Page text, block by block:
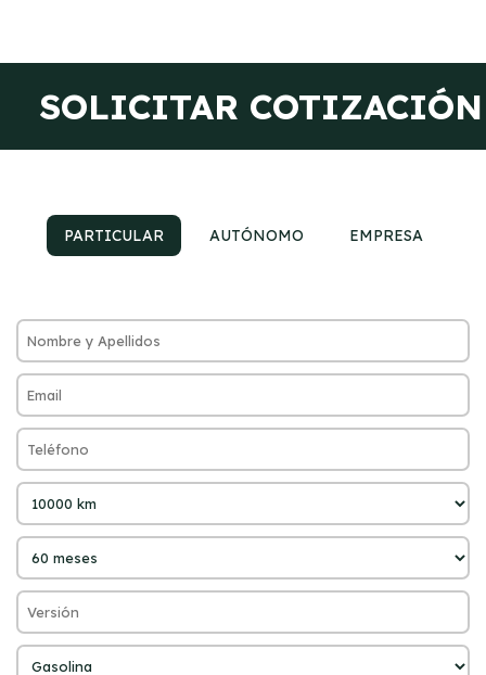
SOLICITAR COTIZACIÓN
PARTICULAR AUTÓNOMO EMPRESA